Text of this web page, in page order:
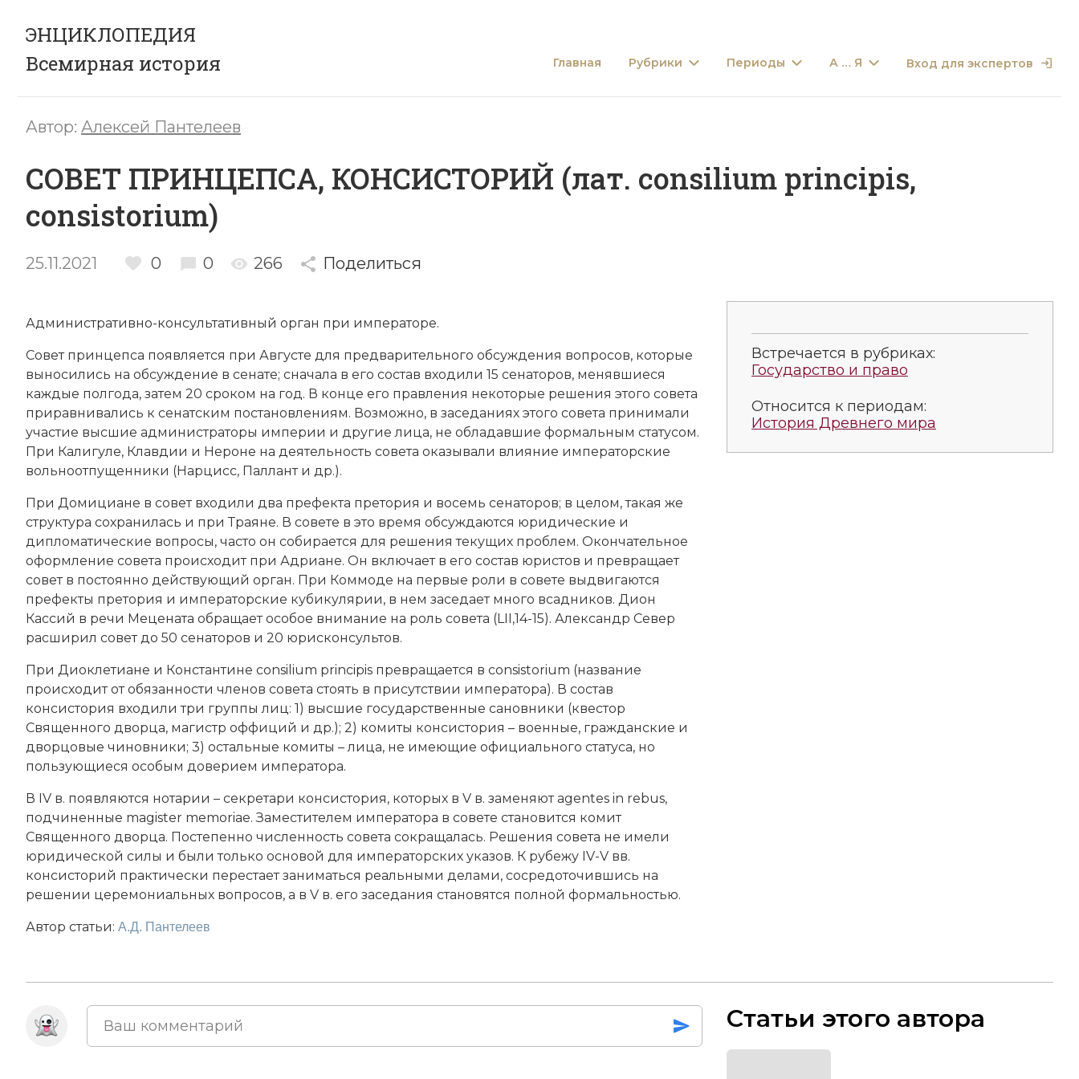
ЭНЦИКЛОПЕДИЯ
Всемирная история
Главная Рубрики Периоды А … Я Вход для экспертов
Автор: Алексей Пантелеев
СОВЕТ ПРИНЦЕПСА, КОНСИСТОРИЙ (лат. consilium principis,
consistorium)
25.11.2021 0 0 266 Поделиться
Административно-консультативный орган при императоре.
Совет принцепса появляется при Августе для предварительного обсуждения вопросов, которые
выносились на обсуждение в сенате; сначала в его состав входили 15 сенаторов, менявшиеся
каждые полгода, затем 20 сроком на год. В конце его правления некоторые решения этого совета
приравнивались к сенатским постановлениям. Возможно, в заседаниях этого совета принимали
участие высшие администраторы империи и другие лица, не обладавшие формальным статусом.
При Калигуле, Клавдии и Нероне на деятельность совета оказывали влияние императорские
вольноотпущенники (Нарцисс, Паллант и др.).
При Домициане в совет входили два префекта претория и восемь сенаторов; в целом, такая же
структура сохранилась и при Траяне. В совете в это время обсуждаются юридические и
дипломатические вопросы, часто он собирается для решения текущих проблем. Окончательное
оформление совета происходит при Адриане. Он включает в его состав юристов и превращает
совет в постоянно действующий орган. При Коммоде на первые роли в совете выдвигаются
префекты претория и императорские кубикулярии, в нем заседает много всадников. Дион
Кассий в речи Мецената обращает особое внимание на роль совета (LII,14-15). Александр Север
расширил совет до 50 сенаторов и 20 юрисконсультов.
При Диоклетиане и Константине consilium principis превращается в consistorium (название
происходит от обязанности членов совета стоять в присутствии императора). В состав
консистория входили три группы лиц: 1) высшие государственные сановники (квестор
Священного дворца, магистр оффиций и др.); 2) комиты консистория – военные, гражданские и
дворцовые чиновники; 3) остальные комиты – лица, не имеющие официального статуса, но
пользующиеся особым доверием императора.
В IV в. появляются нотарии – секретари консистория, которых в V в. заменяют agentes in rebus,
подчиненные magister memoriae. Заместителем императора в совете становится комит
Священного дворца. Постепенно численность совета сокращалась. Решения совета не имели
юридичеcкой силы и были только основой для императорских указов. К рубежу IV-V вв.
консисторий практически перестает заниматься реальными делами, сосредоточившись на
решении церемониальных вопросов, а в V в. его заседания становятся полной формальностью.
Автор статьи: А.Д. Пантелеев
Встречается в рубриках:
Государство и право
Относится к периодам:
История Древнего мира
Статьи этого автора